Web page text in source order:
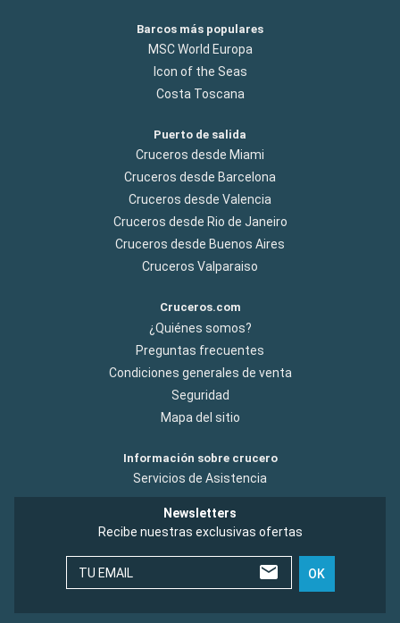
Barcos más populares
MSC World Europa
Icon of the Seas
Costa Toscana
Puerto de salida
Cruceros desde Miami
Cruceros desde Barcelona
Cruceros desde Valencia
Cruceros desde Rio de Janeiro
Cruceros desde Buenos Aires
Cruceros Valparaiso
Cruceros.com
¿Quiénes somos?
Preguntas frecuentes
Condiciones generales de venta
Seguridad
Mapa del sitio
Información sobre crucero
Servicios de Asistencia
Newsletters
Recibe nuestras exclusivas ofertas
TU EMAIL OK